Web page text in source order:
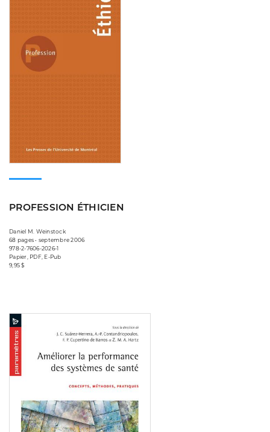
PROFESSION ÉTHICIEN
Daniel M. Weinstock
68 pages • septembre 2006
978-2-7606-2026-1
Papier, PDF, E-Pub
9,95 $